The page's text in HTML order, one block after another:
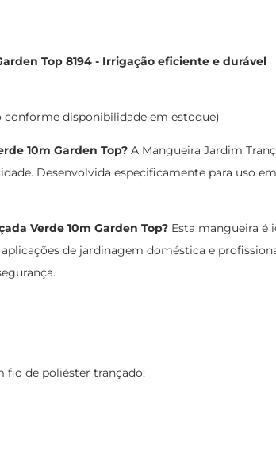
Top 8194 - Irrigação eficiente e durável
conforme disponibilidade em estoque)
10m Garden Top? A Mangueira Jardim
Desenvolvida especificamente para uso
Verde 10m Garden Top? Esta mangueira é
de jardinagem doméstica e
fio de poliéster trançado;